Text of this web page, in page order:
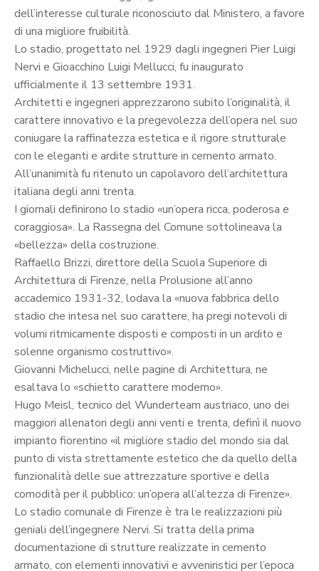
dell’interesse culturale riconosciuto dal Ministero, a favore
di una migliore fruibilità.
Lo stadio, progettato nel 1929 dagli ingegneri Pier Luigi
Nervi e Gioacchino Luigi Mellucci, fu inaugurato
ufficialmente il 13 settembre 1931.
Architetti e ingegneri apprezzarono subito l’originalità, il
carattere innovativo e la pregevolezza dell’opera nel suo
coniugare la raffinatezza estetica e il rigore strutturale
con le eleganti e ardite strutture in cemento armato.
All’unanimità fu ritenuto un capolavoro dell’architettura
italiana degli anni trenta.
I giornali definirono lo stadio «un’opera ricca, poderosa e
coraggiosa». La Rassegna del Comune sottolineava la
«bellezza» della costruzione.
Raffaello Brizzi, direttore della Scuola Superiore di
Architettura di Firenze, nella Prolusione all’anno
accademico 1931-32, lodava la «nuova fabbrica dello
stadio che intesa nel suo carattere, ha pregi notevoli di
volumi ritmicamente disposti e composti in un ardito e
solenne organismo costruttivo».
Giovanni Michelucci, nelle pagine di Architettura, ne
esaltava lo «schietto carattere moderno».
Hugo Meisl, tecnico del Wunderteam austriaco, uno dei
maggiori allenatori degli anni venti e trenta, definì il nuovo
impianto fiorentino «il migliore stadio del mondo sia dal
punto di vista strettamente estetico che da quello della
funzionalità delle sue attrezzature sportive e della
comodità per il pubblico: un’opera all’altezza di Firenze».
Lo stadio comunale di Firenze è tra le realizzazioni più
geniali dell’ingegnere Nervi. Si tratta della prima
documentazione di strutture realizzate in cemento
armato, con elementi innovativi e avveniristici per l’epoca